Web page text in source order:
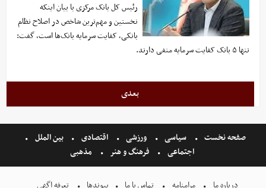
رئیس کل بانک مرکزی با بیان اینکه
نخستین و مهم‌ترین شاخص در اصلاح نظام
بانکی، کفایت سرمایه بانک‌ها است، گفت:
تنها ۵ بانک کفایت سرمایه منفی دارند.
بعدی
صفحه نخست سیاسی ورزشی اقتصادی
بین الملل
اجتماعی
فرهنگ و هنر مذهبی